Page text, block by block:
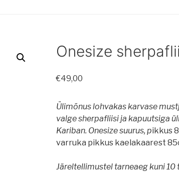
Onesize
€49,00
Ülimõnus lohvakas karvase
valge sherpafliisi ja kapuutsiga
Kariban. Onesize suurus, pikkus
varruka pikkus kaelakaarest
Järeltellimustel tarneaeg kuni 10